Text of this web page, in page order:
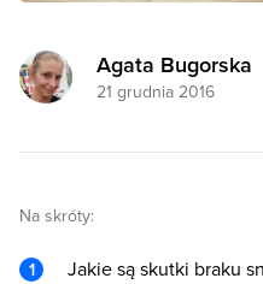
Agata Bugorska
21 grudnia 2016
Na skróty:
Jakie są skutki braku